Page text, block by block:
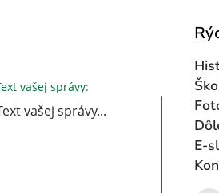
vašej správy: Text vašej správy...
E-